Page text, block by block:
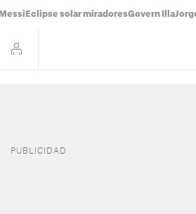
Messi Eclipse solar miradoresGovern Illa